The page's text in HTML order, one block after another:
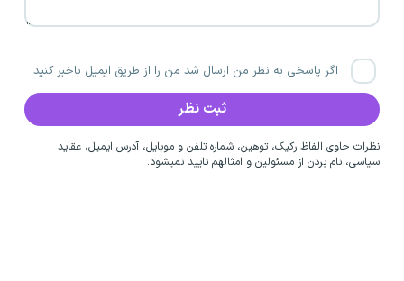
اگر پاسخی به نظر من ارسال شد من را از طریق ایمیل باخبر کنید
نظرات حاوی الفاظ رکیک، توهین، شماره تلفن و موبایل، آدرس ایمیل، عقاید
سیاسی، نام بردن از مسئولین و امثالهم تایید نمیشود.